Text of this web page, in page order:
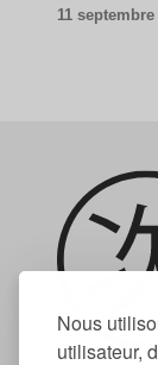
Nous
utilisateur,
11 septembre